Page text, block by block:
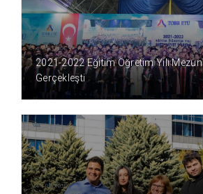
4 YIL ÖNCE
2021-2022 Eğitim Öğretim Yılı
Gerçekleşti
4 YIL ÖNCE